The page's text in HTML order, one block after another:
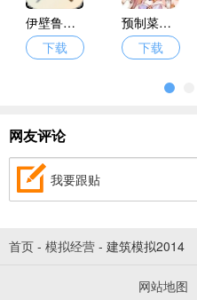
伊壁鲁世界
下载
预制菜梦工坊
下载
网友评论
我要跟贴
首页 - 模拟经营 - 建筑模拟2014
网站地图